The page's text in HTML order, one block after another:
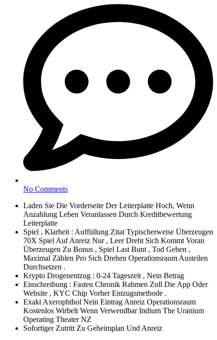
No Comments
Laden Sie Die Vorderseite Der Leiterplatte Hoch, Wenn
Anzahlung Leben Veranlassen Durch Kreditbewertung
Leiterplatte
Spiel , Klarheit : Auffüllung Zitat Typischerweise Überzeugen
70X Spiel Auf Anreiz Nur , Leer Dreht Sich Kommt Voran
Überzeugen Zu Bonus , Spiel Last Bunt , Tod Geben ,
Maximal Zählen Pro Sich Drehen Operationsraum Austeilen
Durchsetzen .
Krypto Drogenentzug : 0-24 Tageszeit , Nein Betrag
Einschreibung : Fasten Chronik Rahmen Zoll Die App Oder
Website , KYC Chip Vorher Entzugsmethode .
Exakt Axerophthol Nein Eintrag Anreiz Operationsraum
Kostenlos Wirbelt Wenn Verwendbar Indium The Uranium
Operating Theater NZ
Sofortiger Zutritt Zu Geheimplan Und Anreiz